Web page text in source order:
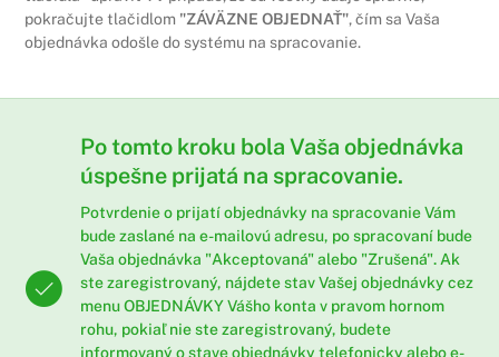
pokračujte tlačidlom "ZÁVÄZNE OBJEDNAŤ", čím sa Vaša
objednávka odošle do systému na spracovanie.
Po tomto kroku bola Vaša objednávka
úspešne prijatá na spracovanie.
Potvrdenie o prijatí objednávky na spracovanie Vám
bude zaslané na e-mailovú adresu, po spracovaní bude
Vaša objednávka "Akceptovaná" alebo "Zrušená". Ak
ste zaregistrovaný, nájdete stav Vašej objednávky cez
menuOBJEDNÁVKYVášho konta v pravom hornom
rohu, pokiaľ nie ste zaregistrovaný, budete
informovaný o stave objednávky telefonicky alebo e-